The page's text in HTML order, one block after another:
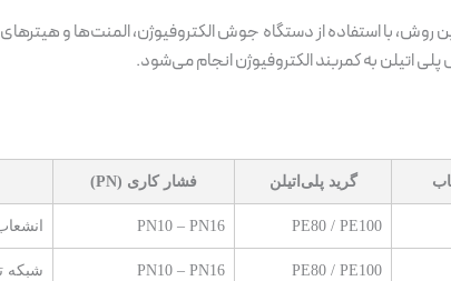
روش، با استفاده از دستگاه جوش الکتروفیوژن، المنت‌ها و
اتیلن به کمربند الکتروفیوژن انجام می‌شود.
گرید پلی‌اتیلن فشار کاری (PN)
PE80 / PE100
PN10 – PN16
PE80 / PE100
PN10 – PN16 شبکه